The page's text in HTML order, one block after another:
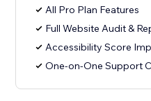
All Pro Plan Features
Full Website Audit &
Accessibility Score
One-on-One Support